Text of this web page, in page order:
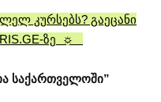
კურსებს? გაეცანი
ზე ☼
საქართველოში”